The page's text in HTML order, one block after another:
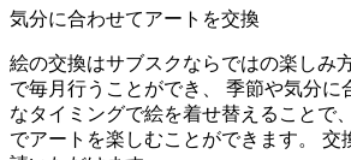
気分に合わせてアートを交換
絵の交換はサブスクならではの楽しみ
で毎月行うことができ、 季節や気分に
なタイミングで絵を着せ替えることで
でアートを楽しむことができます。 交